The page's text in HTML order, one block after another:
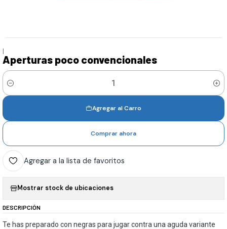
|
Aperturas poco convencionales
Cantidad
Agregar al Carro
Comprar ahora
Agregar a la lista de favoritos
Mostrar stock de ubicaciones
DESCRIPCIÓN
Te has preparado con negras para jugar contra una aguda variante